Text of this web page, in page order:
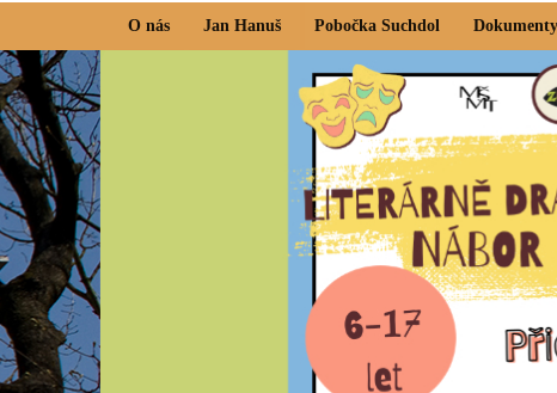
O nás Jan Hanuš Pobočka Suchdol Dokumenty